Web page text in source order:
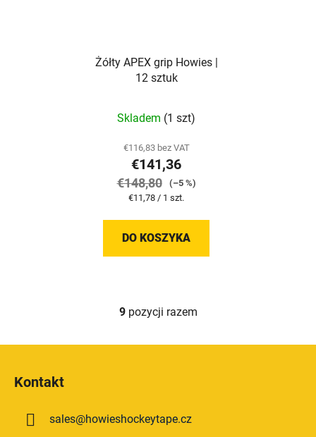
Żółty APEX grip Howies |
12 sztuk
Skladem (1 szt)
€116,83 bez VAT
€141,36
€148,80
(–5 %)
Cena
€11,78 / 1 szt.
DO KOSZYKA
K
n
l
k
9pozycji razem
Kontakt
sales@howieshockeytape.cz